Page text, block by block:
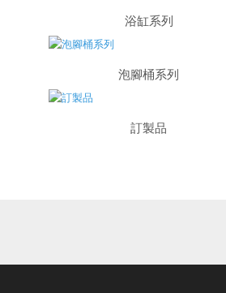
浴缸系列
泡腳桶系列
訂製品